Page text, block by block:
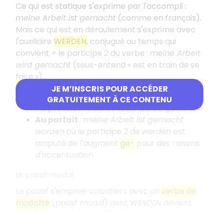
JE M’INSCRIS POUR ACCÉDER
GRATUITEMENT À CE CONTENU
Ce qui est statique s'exprime par l'accompli :
meine Arbeit ist gemacht (comme en français).
Mais ce qui est en déroulement s'exprime avec
l'auxiliaire WERDEN, conjugué au temps qui
convient + le participe 2 du verbe : meine Arbeit
wird gemacht (sous-entend « est en train de se
faire »).
Conjugaison aux différents temps
Au prétérit:meine Arbeit wurde gemacht
Au parfait : meine Arbeit ist gemacht
worden où le participe 2 de werden est
amputé de l'augment ge- pour des raisons
d'accentuation
verbe de